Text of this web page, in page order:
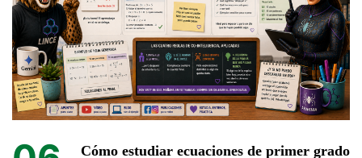
Cómo estudiar ecuaciones de primer grado